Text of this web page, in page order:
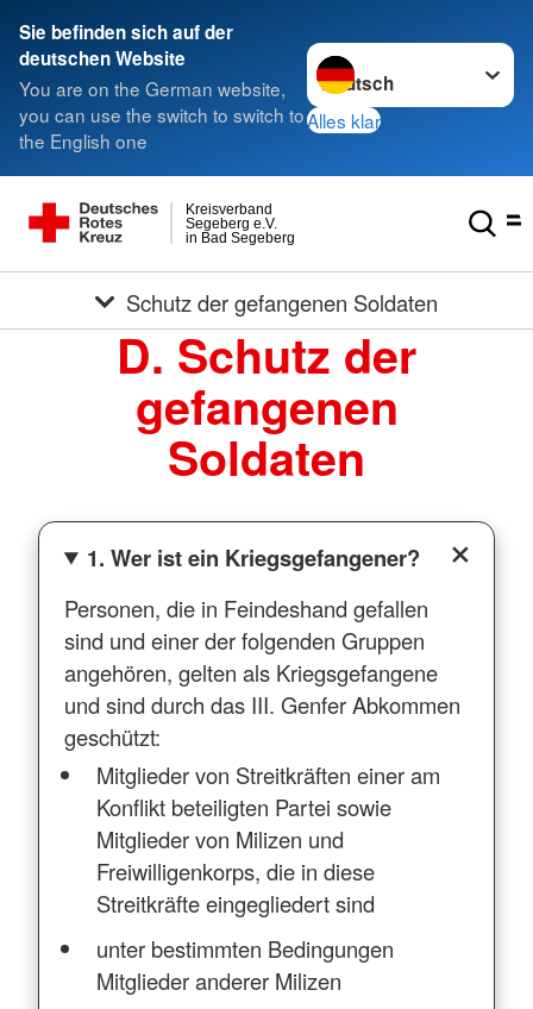
Sie befinden sich auf der
deutschen Website
You are on the German website,
you can use the switch to switch to
the English one
Sprache wechseln zu
Alles klar
in Bad Segeberg
Segeberg e.V.
Kreisverband
Schutz der gefangenen Soldaten
D. Schutz der
gefangenen
Soldaten
1. Wer ist ein Kriegsgefangener?
Personen, die in Feindeshand gefallen
sind und einer der folgenden Gruppen
angehören, gelten als Kriegsgefangene
und sind durch das III. Genfer Abkommen
geschützt:
Mitglieder von Streitkräften einer am
Konflikt beteiligten Partei sowie
Mitglieder von Milizen und
Freiwilligenkorps, die in diese
Streitkräfte eingegliedert sind
unter bestimmten Bedingungen
Mitglieder anderer Milizen